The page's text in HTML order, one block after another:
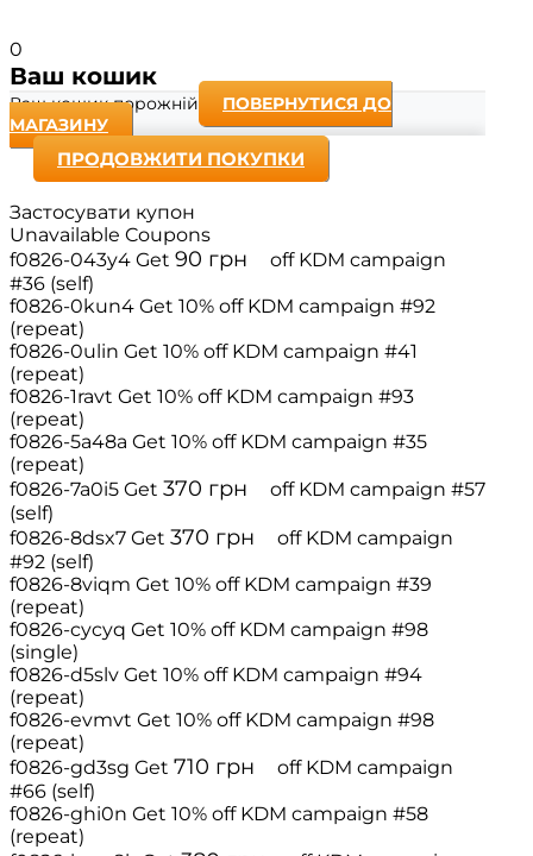
0
Ваш кошик
Ваш кошик порожній
ПОВЕРНУТИСЯ ДО
МАГАЗИНУ
ПРОДОВЖИТИ ПОКУПКИ
Застосувати купон
Unavailable Coupons
f0826-043y4 Get 90 грн off KDM campaign
#36 (self)
f0826-0kun4 Get 10% off KDM campaign #92
(repeat)
f0826-0ulin Get 10% off KDM campaign #41
(repeat)
f0826-1ravt Get 10% off KDM campaign #93
(repeat)
f0826-5a48a Get 10% off KDM campaign #35
(repeat)
f0826-7a0i5 Get 370 грн off KDM campaign #57
(self)
f0826-8dsx7 Get 370 грн off KDM campaign
#92 (self)
f0826-8viqm Get 10% off KDM campaign #39
(repeat)
f0826-cycyq Get 10% off KDM campaign #98
(single)
f0826-d5slv Get 10% off KDM campaign #94
(repeat)
f0826-evmvt Get 10% off KDM campaign #98
(repeat)
f0826-gd3sg Get 710 грн off KDM campaign
#66 (self)
f0826-ghi0n Get 10% off KDM campaign #58
(repeat)